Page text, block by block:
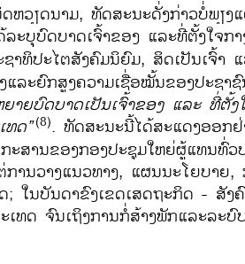
ວຽດນາມ, ທັດສະນະ​ດັ່ງກ່າວ​ບໍ່​ພຽງ​
ະບຸ​ບົດບາດເຈົ້າຂອງ​ ​ແລະທີ່​ຕັ້ງ​ໃຈກ
າທິປະ​ໄຕ​ສັງຄົມ​ນິຍົມ, ສິດເປັນເຈົ້າ
ແລະຍົກສູງ​ຄວາມ​ເຊື່ອໝັ້ນ​ຂອງ​ປະຊາ
າຍ​ບົດບາດ​ເປັນເຈົ້າຂອງ ​ແລະ ທີ່​ຕັ້ງ​
ທດ” (8). ທັດສະນະ​ນີ້​ໄດ້​​ສະ​ແດງ​ອອກ​
ສານ​ຂອງ​ກອງ​ປະຊຸມ​ໃຫຍ່​ຜູ້​ແທນ​ທົ່ວ​
ານ​ວາງ​ແນວທາງ, ແຜນນະ​ໂຍບາຍ,
ໃນບັນດາ​ຂົງ​ເຂດ​ເສດຖະກິດ - ສັງ
ທດ ຈົນເຖິງການ​ກໍ່ສ້າງ​ພັກແລະລະບົ